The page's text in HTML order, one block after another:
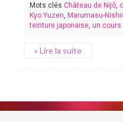
Mots clés Château de Nijô,
Kyo Yuzen, Marumasu-
teinture japonaise, un cours
» Lire la suite